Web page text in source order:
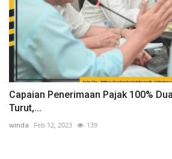
Capaian Penerimaan Pajak 100%
Turut,...
winda Feb 12, 2023 139